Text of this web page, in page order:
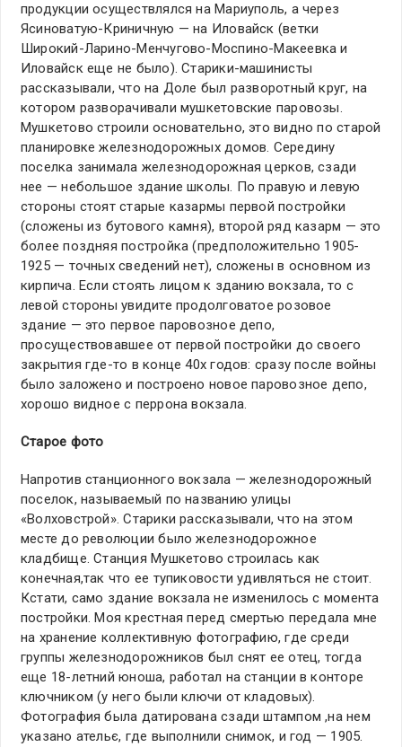
продукции осуществлялся на Мариуполь, а через
Ясиноватую-Криничную — на Иловайск (ветки
Широкий-Ларино-Менчугово-Моспино-Макеевка и
Иловайск еще не было). Старики-машинисты
рассказывали, что на Доле был разворотный круг, на
котором разворачивали мушкетовские паровозы.
Мушкетово строили основательно, это видно по старой
планировке железнодорожных домов. Середину
поселка занимала железнодорожная церков, сзади
нее — небольшое здание школы. По правую и левую
стороны стоят старые казармы первой постройки
(сложены из бутового камня), второй ряд казарм — это
более поздняя постройка (предположительно 1905-
1925 — точных сведений нет), сложены в основном из
кирпича. Если стоять лицом к зданию вокзала, то с
левой стороны увидите продолговатое розовое
здание — это первое паровозное депо,
просуществовавшее от первой постройки до своего
закрытия где-то в конце 40х годов: сразу после войны
было заложено и построено новое паровозное депо,
хорошо видное с перрона вокзала.
Старое фото
Напротив станционного вокзала — железнодорожный
поселок, называемый по названию улицы
«Волховстрой». Старики рассказывали, что на этом
месте до революции было железнодорожное
кладбище. Станция Мушкетово строилась как
конечная,так что ее тупиковости удивляться не стоит.
Кстати, само здание вокзала не изменилось с момента
постройки. Моя крестная перед смертью передала мне
на хранение коллективную фотографию, где среди
группы железнодорожников был снят ее отец, тогда
еще 18-летний юноша, работал на станции в конторе
ключником (у него были ключи от кладовых).
Фотография была датирована сзади штампом ,на нем
указано ательє, где выполнили снимок, и год — 1905.